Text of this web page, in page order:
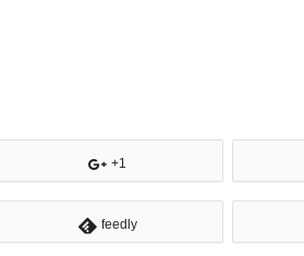
+1
feedly